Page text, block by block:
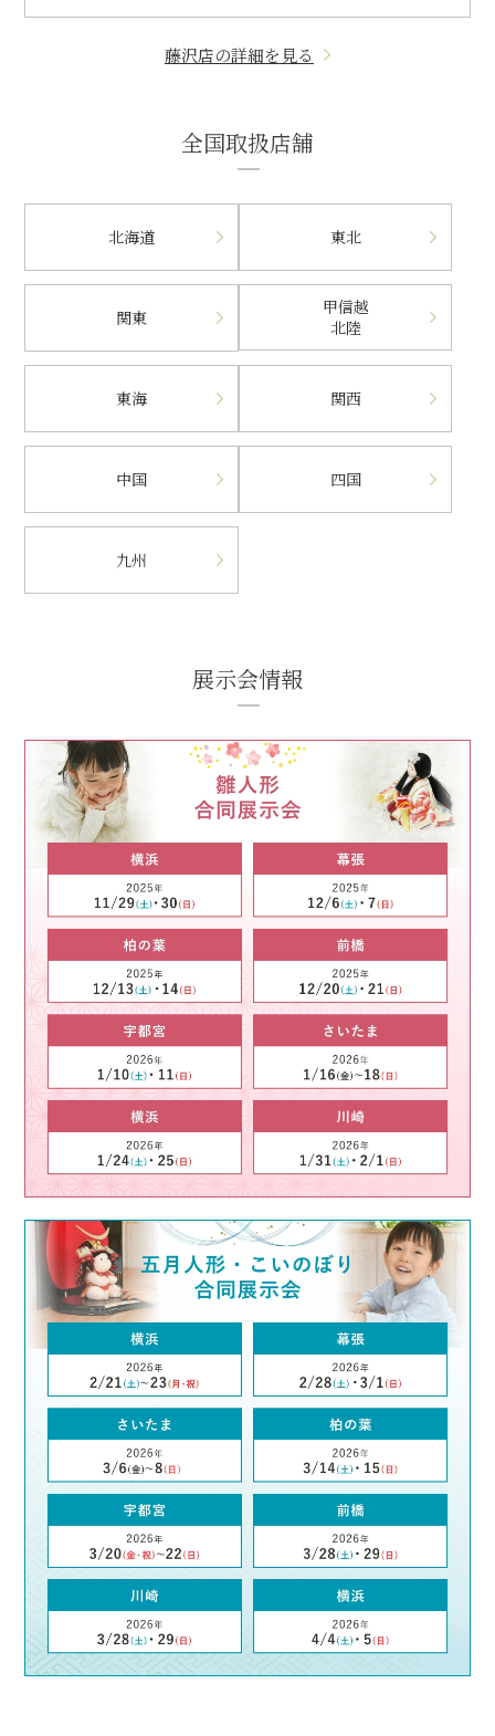
藤沢店の詳細を見る
全国取扱店舗
北海道 東北
関東
甲信越
北陸
東海 関西
中国 四国
九州
展示会情報